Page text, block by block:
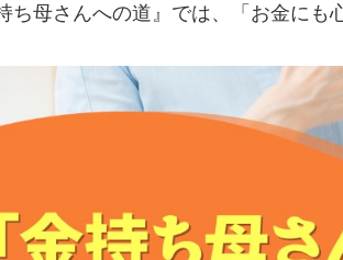
ち母さんへの道』では、 「お金にも